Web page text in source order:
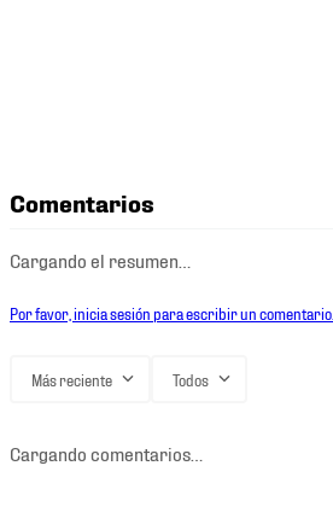
Comentarios
Cargando el resumen…
Por favor, inicia sesión para escribir un comentario.
Más reciente Todos
Cargando comentarios…